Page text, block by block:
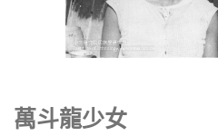
萬斗龍少女